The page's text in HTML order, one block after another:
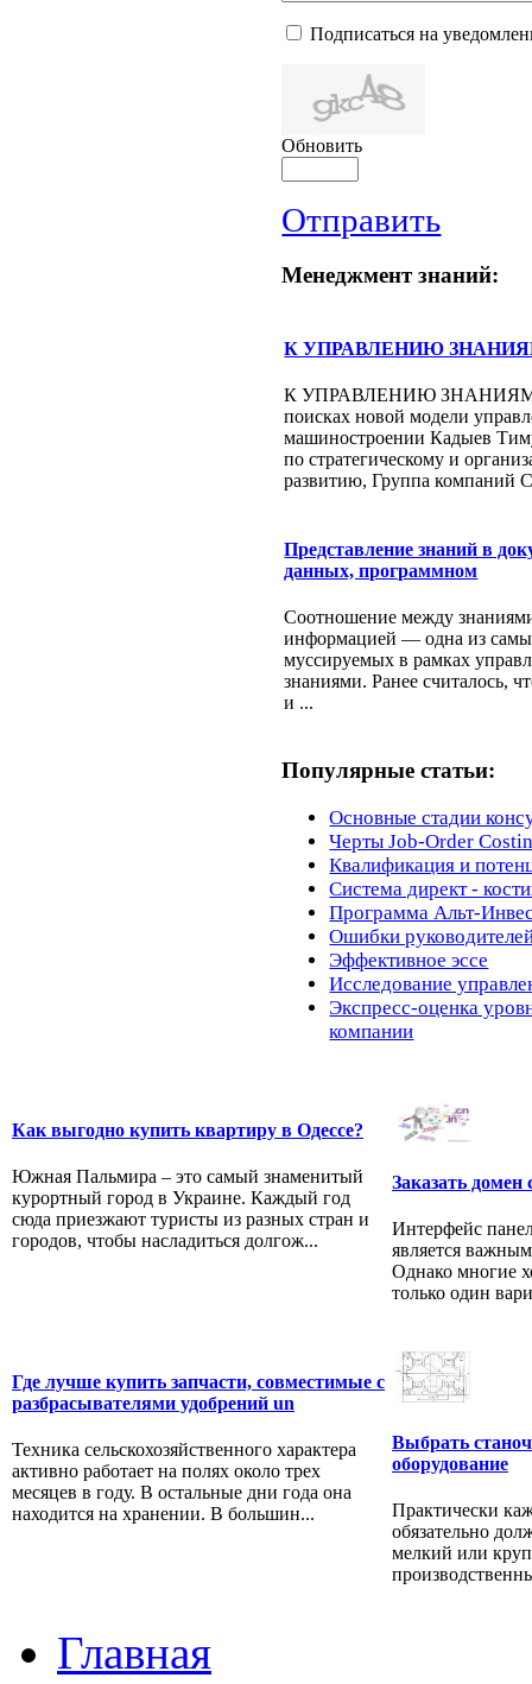
Подписаться на
Обновить
Отправить
Менеджмент знаний:
К УПРАВЛЕНИЮ
К УПРАВЛЕНИЮ
поисках новой модели
машиностроении Кадыев
по стратегическому и
развитию, Группа компаний
Представление знаний в
данных, программном
Соотношение между
информацией — одна из
муссируемых в рамках
знаниями. Ранее считалось,
и ...
Популярные статьи:
Основные стадии
Черты Job-Order
Квалификация и
Система директ -
Программа Альт-
Ошибки
Эффективное эссе
Исследование
Экспресс-оценка
компании
Как выгодно купить квартиру в Одессе?
Южная Пальмира – это самый знаменитый
курортный город в Украине. Каждый год
сюда приезжают туристы из разных стран и
городов, чтобы насладиться долгож...
Заказать домен
Интерфейс
является
Однако многие
только один
Где лучше купить запчасти, совместимые с
разбрасывателями удобрений un
Техника сельскохозяйственного характера
активно работает на полях около трех
месяцев в году. В остальные дни года она
находится на хранении. В большин...
Выбрать
оборудование
Практически
обязательно
мелкий или
Главная